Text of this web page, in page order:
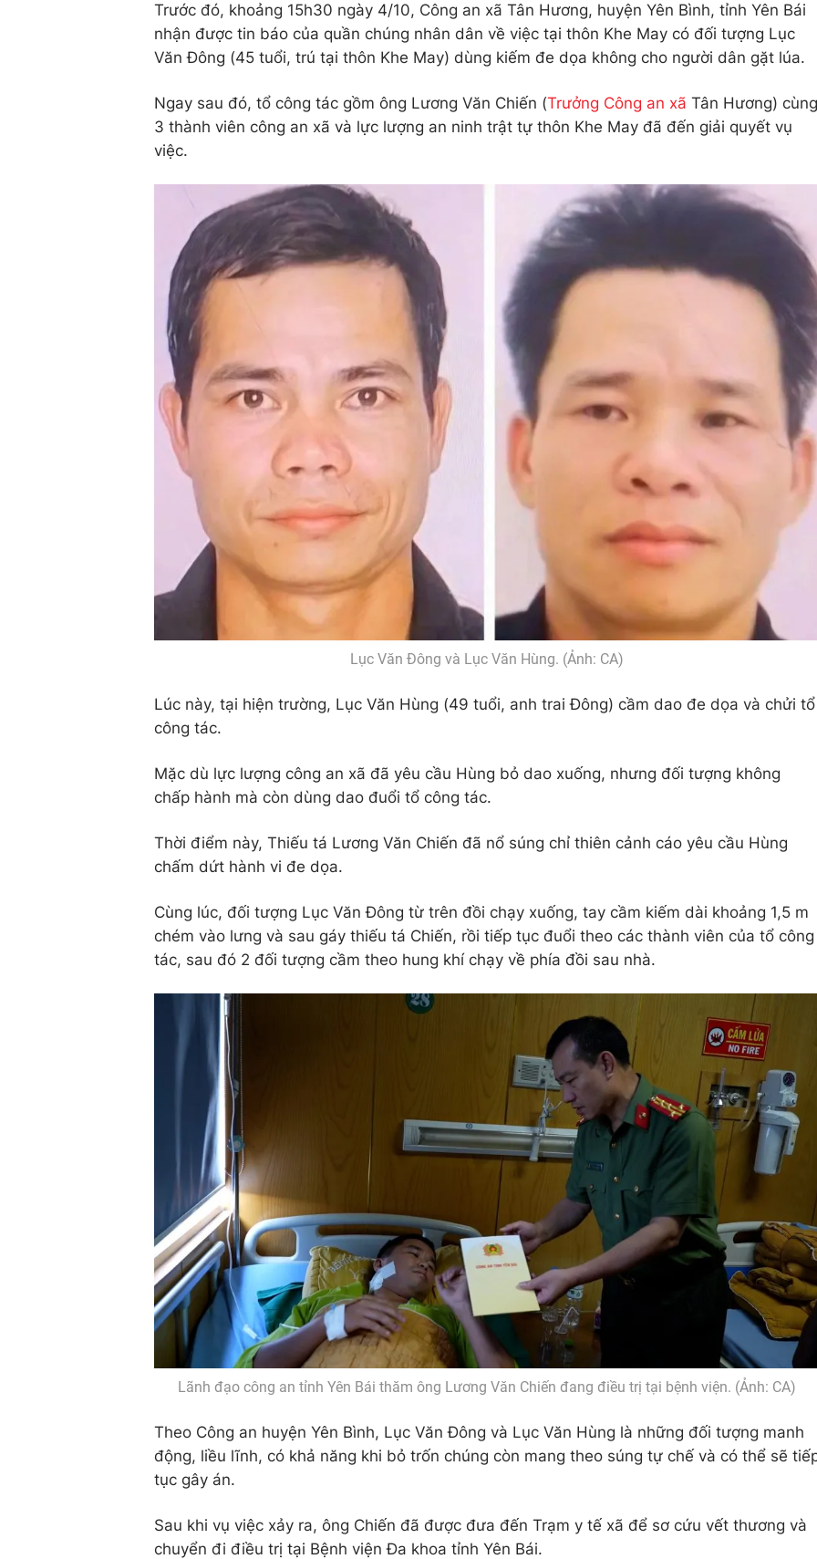
Trước đó, khoảng 15h30 ngày 4/10, Công an xã Tân Hương, huyện Yên Bình, tỉnh Yên Bái
nhận được tin báo của quần chúng nhân dân về việc tại thôn Khe May có đối tượng Lục
Văn Đông (45 tuổi, trú tại thôn Khe May) dùng kiếm đe dọa không cho người dân gặt lúa.
Ngay sau đó, tổ công tác gồm ông Lương Văn Chiến (Trưởng Công an xã Tân Hương) cùng
3 thành viên công an xã và lực lượng an ninh trật tự thôn Khe May đã đến giải quyết vụ
việc.
Lục Văn Đông và Lục Văn Hùng. (Ảnh: CA)
Lúc này, tại hiện trường, Lục Văn Hùng (49 tuổi, anh trai Đông) cầm dao đe dọa và chửi tổ
công tác.
Mặc dù lực lượng công an xã đã yêu cầu Hùng bỏ dao xuống, nhưng đối tượng không
chấp hành mà còn dùng dao đuổi tổ công tác.
Thời điểm này, Thiếu tá Lương Văn Chiến đã nổ súng chỉ thiên cảnh cáo yêu cầu Hùng
chấm dứt hành vi đe dọa.
Cùng lúc, đối tượng Lục Văn Đông từ trên đồi chạy xuống, tay cầm kiếm dài khoảng 1,5 m
chém vào lưng và sau gáy thiếu tá Chiến, rồi tiếp tục đuổi theo các thành viên của tổ công
tác, sau đó 2 đối tượng cầm theo hung khí chạy về phía đồi sau nhà.
Lãnh đạo công an tỉnh Yên Bái thăm ông Lương Văn Chiến đang điều trị tại bệnh viện. (Ảnh: CA)
Theo Công an huyện Yên Bình, Lục Văn Đông và Lục Văn Hùng là những đối tượng manh
động, liều lĩnh, có khả năng khi bỏ trốn chúng còn mang theo súng tự chế và có thể sẽ
tục gây án.
Sau khi vụ việc xảy ra, ông Chiến đã được đưa đến Trạm y tế xã để sơ cứu vết thương và
chuyển đi điều trị tại Bệnh viện Đa khoa tỉnh Yên Bái.